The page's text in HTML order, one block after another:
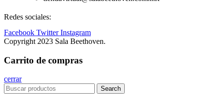
Redes sociales:
Facebook Twitter Instagram
Copyright 2023 Sala Beethoven.
Carrito de compras
cerrar
Search